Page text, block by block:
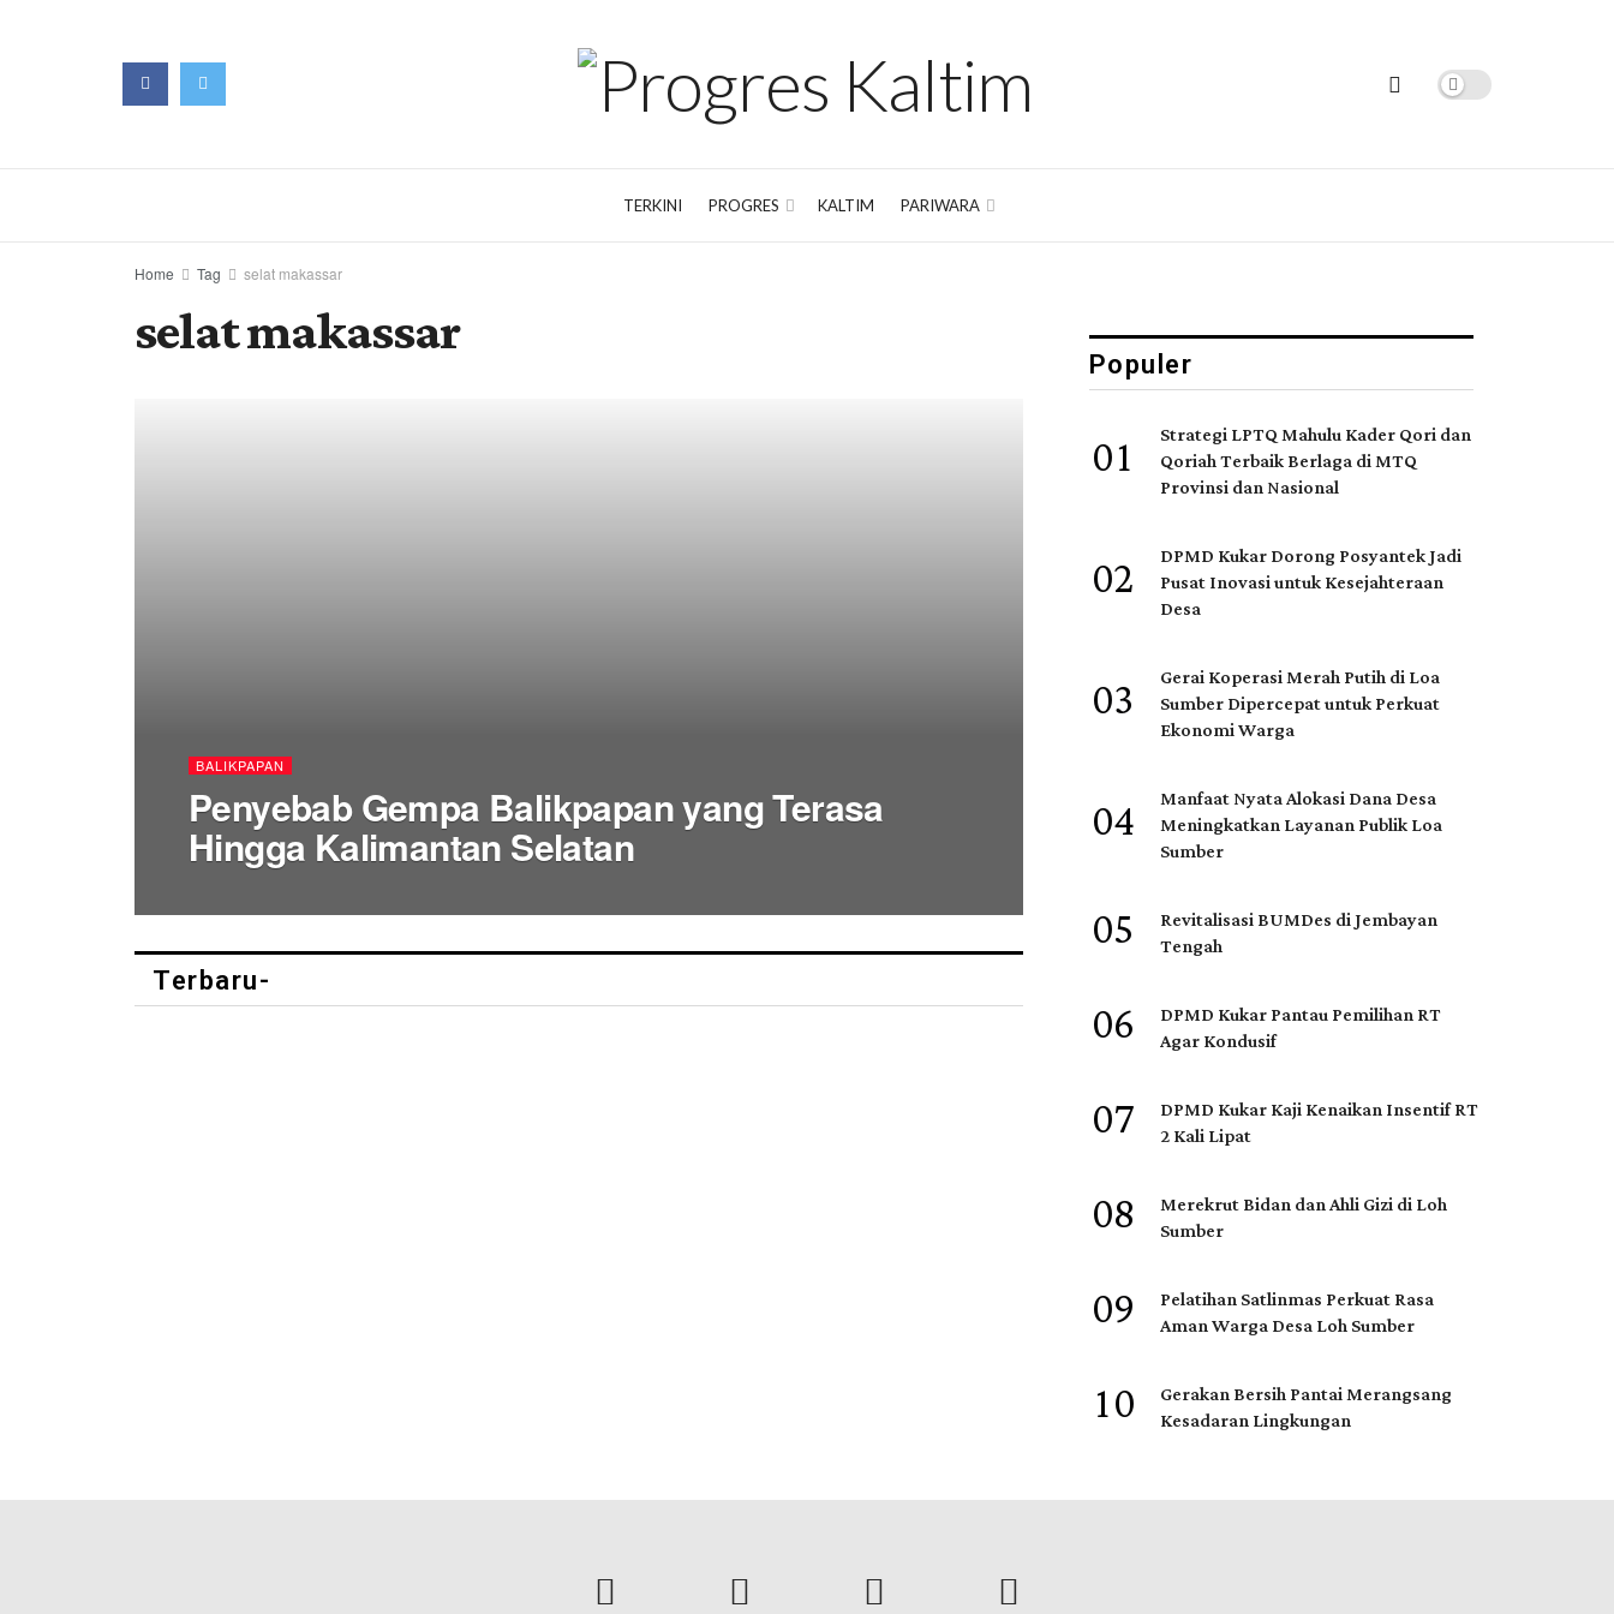
TERKINI PROGRES KALTIM PARIWARA
Home Tag selat makassar
selat makassar
BALIKPAPAN
Penyebab Gempa Balikpapan yang Terasa
Hingga Kalimantan Selatan
Terbaru-
Populer
01 Strategi LPTQ Mahulu Kader Qori dan
Qoriah Terbaik Berlaga di MTQ
Provinsi dan Nasional
02 DPMD Kukar Dorong Posyantek Jadi
Pusat Inovasi untuk Kesejahteraan
Desa
03 Gerai Koperasi Merah Putih di Loa
Sumber Dipercepat untuk Perkuat
Ekonomi Warga
04 Manfaat Nyata Alokasi Dana Desa
Meningkatkan Layanan Publik Loa
Sumber
05 Revitalisasi BUMDes di Jembayan
Tengah
06 DPMD Kukar Pantau Pemilihan RT
Agar Kondusif
07 DPMD Kukar Kaji Kenaikan Insentif RT
2 Kali Lipat
08 Merekrut Bidan dan Ahli Gizi di Loh
Sumber
09 Pelatihan Satlinmas Perkuat Rasa
Aman Warga Desa Loh Sumber
10 Gerakan Bersih Pantai Merangsang
Kesadaran Lingkungan